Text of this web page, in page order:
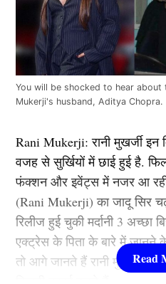
You will be shocked to hear about
Mukerji's husband, Aditya Chopra.
Rani Mukerji: रानी मुखर्जी इन
वजह से सुर्खियों में छाई हुई है.
फंक्शन और इवेंट्स में नजर आ रही
(Rani Mukerji) का जादू सिर
रिलीज हुई चुकी मर्दानी 3 अच्छा
एक्ट्रेस के पिता के बारे में
तो आगे जानते हैं रानी मुखर्जी के